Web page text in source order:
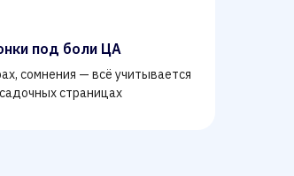
под боли ЦА
сомнения — всё учитывается
страницах